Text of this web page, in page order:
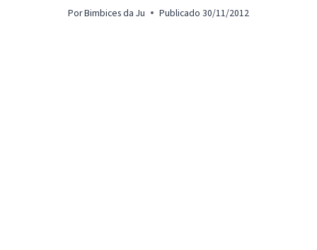
PorBimbices da Ju Publicado 30/11/2012